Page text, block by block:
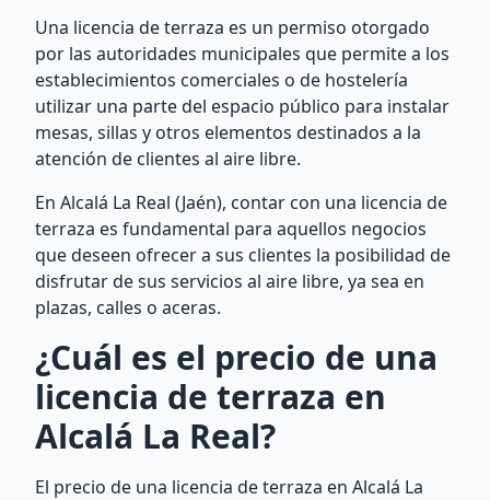
Una licencia de terraza es un permiso otorgado
por las autoridades municipales que permite a los
establecimientos comerciales o de hostelería
utilizar una parte del espacio público para instalar
mesas, sillas y otros elementos destinados a la
atención de clientes al aire libre.
En Alcalá La Real (Jaén), contar con una licencia de
terraza es fundamental para aquellos negocios
que deseen ofrecer a sus clientes la posibilidad de
disfrutar de sus servicios al aire libre, ya sea en
plazas, calles o aceras.
¿Cuál es el precio de una
licencia de terraza en
Alcalá La Real?
El precio de una licencia de terraza en Alcalá La